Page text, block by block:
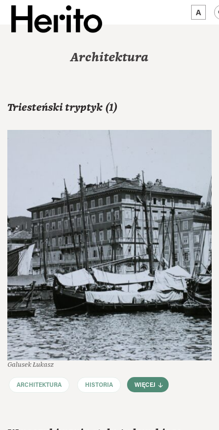
MAMY NA OKU
JĘZYK: PL
Architektura
Triesteński tryptyk (1)
Galusek Łukasz
ARCHITEKTURA HISTORIA WIĘCEJ